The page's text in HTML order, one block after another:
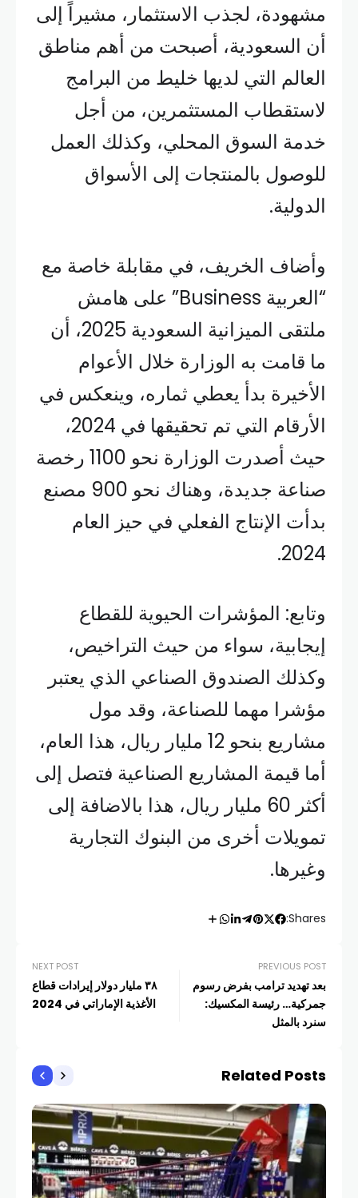
مشهودة، لجذب الاستثمار، مشيراً إلى
أن السعودية، أصبحت من أهم مناطق
العالم التي لديها خليط من البرامج
لاستقطاب المستثمرين، من أجل
خدمة السوق المحلي، وكذلك العمل
للوصول بالمنتجات إلى الأسواق
الدولية.
وأضاف الخريف، في مقابلة خاصة مع
“العربية Business” على هامش
ملتقى الميزانية السعودية 2025، أن
ما قامت به الوزارة خلال الأعوام
الأخيرة بدأ يعطي ثماره، وينعكس في
الأرقام التي تم تحقيقها في 2024،
حيث أصدرت الوزارة نحو 1100 رخصة
صناعة جديدة، وهناك نحو 900 مصنع
بدأت الإنتاج الفعلي في حيز العام
2024.
وتابع: المؤشرات الحيوية للقطاع
إيجابية، سواء من حيث التراخيص،
وكذلك الصندوق الصناعي الذي يعتبر
مؤشرا مهما للصناعة، وقد مول
مشاريع بنحو 12 مليار ريال، هذا العام،
أما قيمة المشاريع الصناعية فتصل إلى
أكثر 60 مليار ريال، هذا بالاضافة إلى
تمويلات أخرى من البنوك التجارية
وغيرها.
Shares:
PREVIOUS POST
بعد تهديد ترامب بفرض رسوم
جمركية… رئيسة المكسيك:
سنرد بالمثل
NEXT POST
٣٨ مليار دولار إيرادات قطاع
الأغذية الإماراتي في 2024
Related Posts